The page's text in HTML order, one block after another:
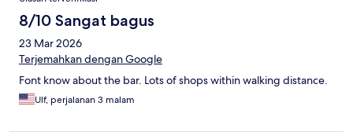
8/10 Sangat bagus
23 Mar 2026
Terjemahkan dengan Google
Font know about the bar. Lots of shops within walking distance.
Ulf, perjalanan 3 malam